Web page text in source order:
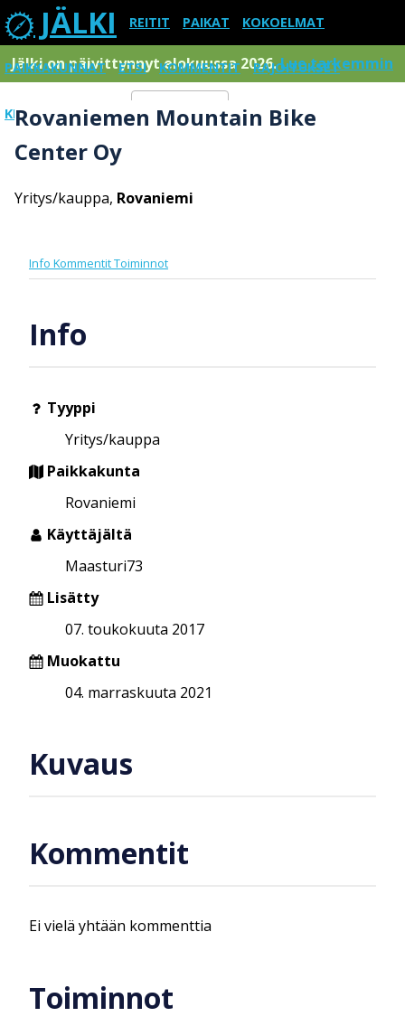
JÄLKI REITIT PAIKAT KOKOELMAT
PAIKKAKUNNAT ETSI KOMMENTIT RAJOITUKSET
KIRJAUDU SISÄÄN Menu
Jälki on päivittynnyt elokuussa 2026.Lue tarkemmin
Rovaniemen Mountain Bike
Center Oy
Yritys/kauppa, Rovaniemi
Info KommentitToiminnot
Info
Tyyppi
Yritys/kauppa
Paikkakunta
Rovaniemi
Käyttäjältä
Maasturi73
Lisätty
07. toukokuuta 2017
Muokattu
04. marraskuuta 2021
Kuvaus
Kommentit
Ei vielä yhtään kommenttia
Toiminnot